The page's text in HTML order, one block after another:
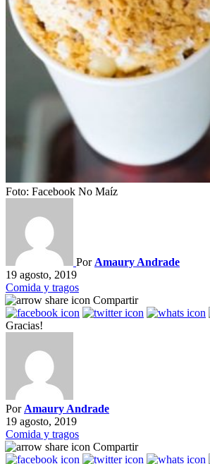
Foto: Facebook No Maíz
Por Amaury Andrade
19 agosto, 2019
Comida y tragos
Compartir
Gracias!
Por Amaury Andrade
19 agosto, 2019
Comida y tragos
Compartir